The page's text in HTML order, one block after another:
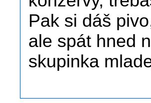
Pak si dáš
ale spát hned
skupinka